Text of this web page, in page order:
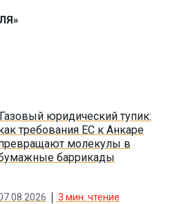
Газовый юридический тупик:
требования ЕС к Анкаре
молекулы в
баррикады
3 мин. чтение